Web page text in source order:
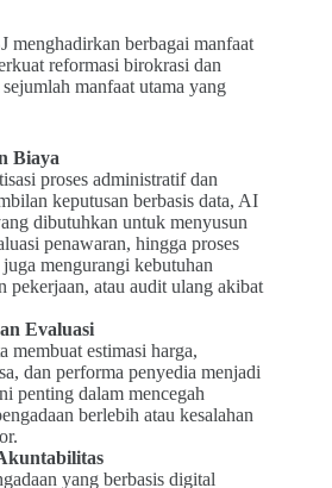
menghadirkan berbagai manfaat
reformasi birokrasi dan
manfaat utama yang
Biaya
proses administratif dan
keputusan berbasis data, AI
dibutuhkan untuk menyusun
penawaran, hingga proses
mengurangi kebutuhan
pekerjaan, atau audit ulang akibat
Evaluasi
membuat estimasi harga,
dan performa penyedia menjadi
penting dalam mencegah
berlebih atau kesalahan
yang berbasis digital